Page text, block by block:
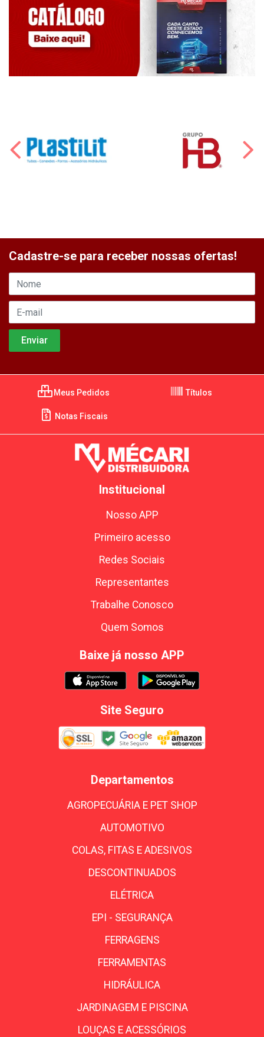
Cadastre-se para receber nossas ofertas!
Meus Pedidos Títulos
Notas Fiscais
Institucional
Nosso APP
Primeiro acesso
Redes Sociais
Representantes
Trabalhe Conosco
Quem Somos
Baixe já nosso APP
Site Seguro
Departamentos
AGROPECUÁRIA E PET SHOP
AUTOMOTIVO
COLAS, FITAS E ADESIVOS
DESCONTINUADOS
ELÉTRICA
EPI - SEGURANÇA
FERRAGENS
FERRAMENTAS
HIDRÁULICA
JARDINAGEM E PISCINA
LOUÇAS E ACESSÓRIOS